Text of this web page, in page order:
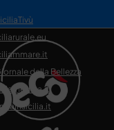
della Bellezza